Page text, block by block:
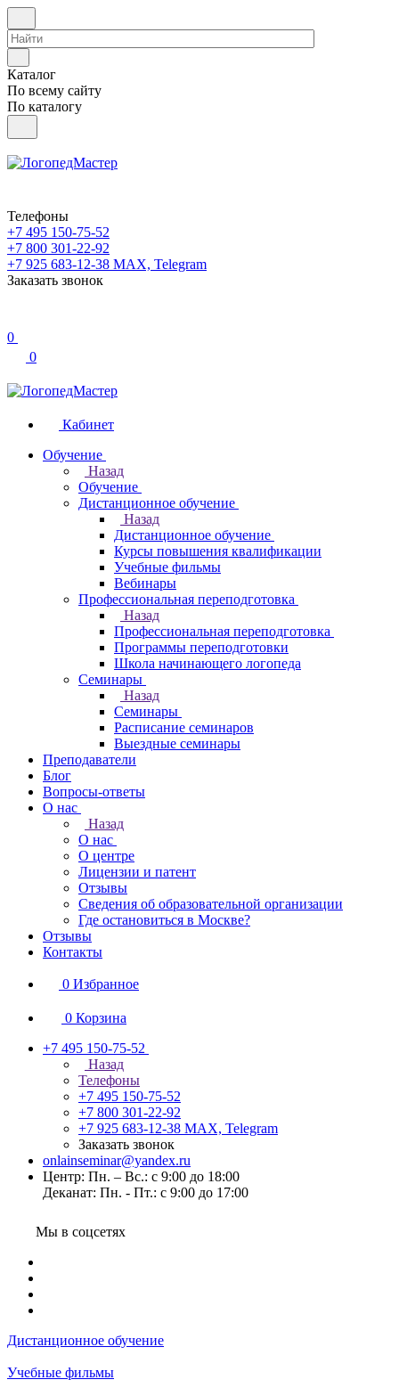
Каталог
По всему сайту
По каталогу
Телефоны
+7 495 150-75-52
+7 800 301-22-92
+7 925 683-12-38 MAX, Telegram
Заказать звонок
0
0
Кабинет
Обучение
Назад
Обучение
Дистанционное обучение
Назад
Дистанционное обучение
Курсы повышения квалификации
Учебные фильмы
Вебинары
Профессиональная переподготовка
Назад
Профессиональная переподготовка
Программы переподготовки
Школа начинающего логопеда
Семинары
Назад
Семинары
Расписание семинаров
Выездные семинары
Преподаватели
Блог
Вопросы-ответы
О нас
Назад
О нас
О центре
Лицензии и патент
Отзывы
Сведения об образовательной организации
Где остановиться в Москве?
Отзывы
Контакты
0 Избранное
0 Корзина
+7 495 150-75-52
Назад
Телефоны
+7 495 150-75-52
+7 800 301-22-92
+7 925 683-12-38 MAX, Telegram
Заказать звонок
onlainseminar@yandex.ru
Центр: Пн. – Вс.: с 9:00 до 18:00
Деканат: Пн. - Пт.: с 9:00 до 17:00
Мы в соцсетях
Дистанционное обучение
Учебные фильмы